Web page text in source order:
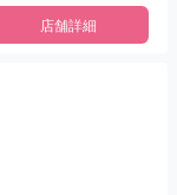
店舗詳細